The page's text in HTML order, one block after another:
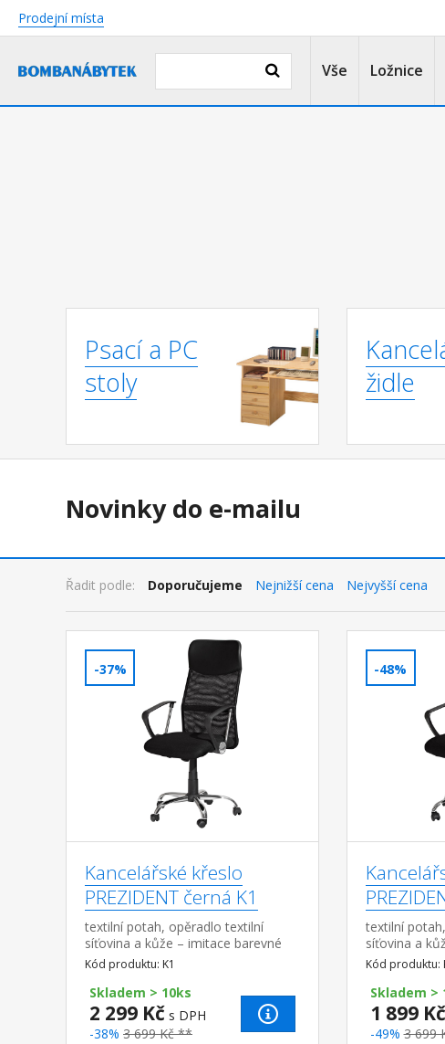
Prodejní místa
Vše Ložnice
Psací a PC
stoly
židle
Novinky do e-mailu
Řadit podle: Doporučujeme Nejnižší cena Nejvyšší cena
-37%
Kancelářské křeslo
PREZIDENT černá K1
textilní potah, opěradlo textilní
síťovina a kůže – imitace barevné
provedení černá chromovaný kříž,
houpací mechanismus výška sedu
45-...
Kód produktu: K1
Skladem > 10ks
2 299 Kč s DPH
-38% 3 699 Kč **
-48%
textilní
síťovina a
provedení
červená
mechanismus
Kód produktu:
Skladem >
1 899 Kč
-49% 3 699